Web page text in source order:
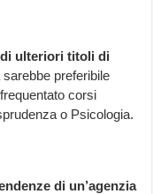
ulteriori titoli di
sarebbe preferibile
corsi
o Psicologia.
di un’agenzia